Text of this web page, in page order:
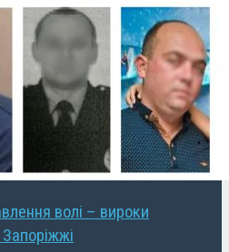
волі – вироки